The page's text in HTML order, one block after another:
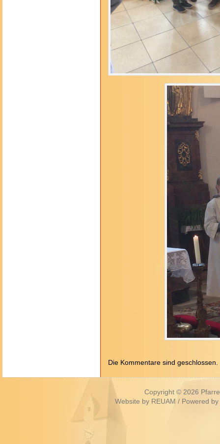
Die Kommentare sind geschlossen.
Copyright © 2026
Website by REUAM / Powered